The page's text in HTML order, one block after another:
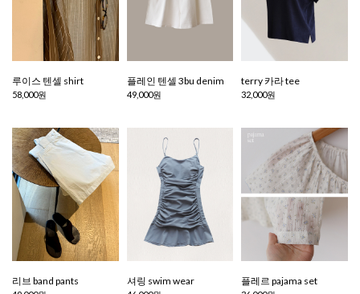
루이스 텐셀 shirt
58,000원
플레인 텐셀 3bu denim
49,000원
terry 카라 tee
32,000원
리브 band pants 셔링 swim wear 플레르 pajama set